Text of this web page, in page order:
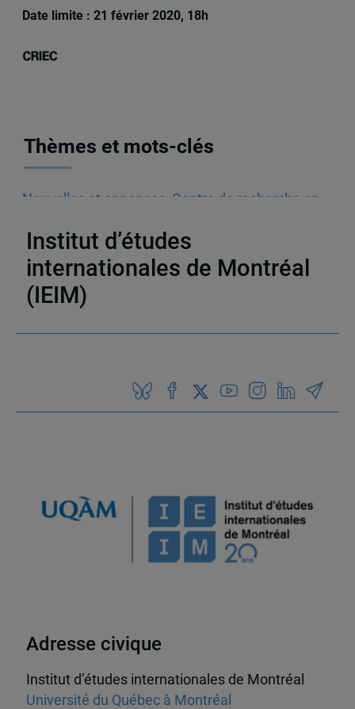
Date limite : 21 février 2020, 18h
Thèmes et mots-clés
Nouvelles et annonces Centre de recherche en
Institut d’études
internationales de Montréal
(IEIM)
Adresse civique
Institut d’études internationales de Montréal
Université du Québec à Montréal